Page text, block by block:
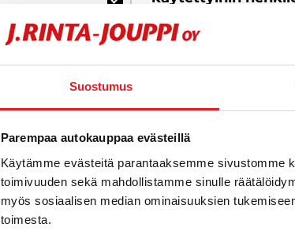
Suostumus
Parempaa autokauppaa evästeillä
Käytämme evästeitä parantaaksemme sivustomme
toimivuuden sekä mahdollistamme sinulle
myös sosiaalisen median ominaisuuksien
toimesta.